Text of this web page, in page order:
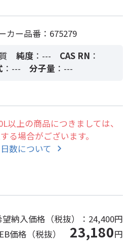
カー品番：675279
純度：--- CAS RN ：
：--- 分子量 ：---
上の商品につきましては、
る場合がございます。
数について
望納入価格（税抜）： 24,400円
価格（税抜） 23,180円